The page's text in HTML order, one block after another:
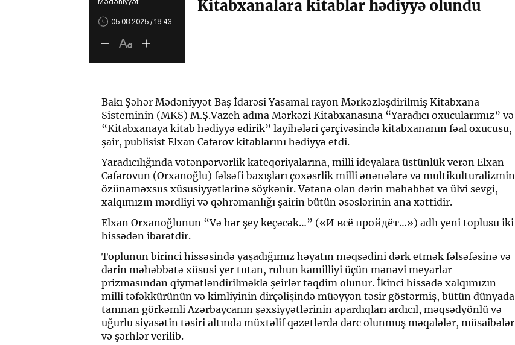
05.08.2025 / 18:43
Kitabxanalara kitablar hədiyyə olundu
Bakı Şəhər Mədəniyyət Baş İdarəsi Yasamal rayon Mərkəzləşdirilmiş Kitabxana
Sisteminin (MKS) M.Ş.Vazeh adına Mərkəzi Kitabxanasına “Yaradıcı oxucularımız” və
“Kitabxanaya kitab hədiyyə edirik” layihələri çərçivəsində kitabxananın fəal oxucusu,
şair, publisist Elxan Cəfərov kitablarını hədiyyə etdi.
Yaradıcılığında vətənpərvərlik kateqoriyalarına, milli ideyalara üstünlük verən Elxan
Cəfərovun (Orxanoğlu) fəlsəfi baxışları çoxəsrlik milli ənənələrə və multikulturalizmin
özünəməxsus xüsusiyyətlərinə söykənir. Vətənə olan dərin məhəbbət və ülvi sevgi,
xalqımızın mərdliyi və qəhrəmanlığı şairin bütün əsəslərinin ana xəttidir.
Elxan Orxanoğlunun “Və hər şey keçəcək…” («И всё пройдёт…») adlı yeni toplusu iki
hissədən ibarətdir.
Toplunun birinci hissəsində yaşadığımız həyatın məqsədini dərk etmək fəlsəfəsinə və
dərin məhəbbətə xüsusi yer tutan, ruhun kamilliyi üçün mənəvi meyarlar
prizmasından qiymətləndirilməklə şeirlər təqdim olunur. İkinci hissədə xalqımızın
milli təfəkkürünün və kimliyinin dirçəlişində müəyyən təsir göstərmiş, bütün dünyada
tanınan görkəmli Azərbaycanın şəxsiyyətlərinin apardıqları ardıcıl, məqsədyönlü və
uğurlu siyasətin təsiri altında müxtəlif qəzetlərdə dərc olunmuş məqalələr, müsaibələr
və şərhlər verilib.